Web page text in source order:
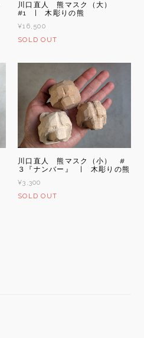
川口直人 熊マスク（大）
#1 | 木彫りの熊
¥16,500
SOLD OUT
川口直人 熊マスク（小） #
３『ナンバー』 | 木彫りの熊
¥3,300
SOLD OUT